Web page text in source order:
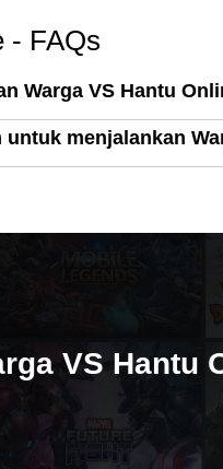
- FAQs
Warga VS Hantu
menjalankan
VS Hantu